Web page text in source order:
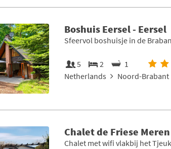
Boshuis Eersel - Eersel
Sfeervol boshuisje in de
5 2
1
Netherlands
Noord-Brabant
Chalet de Friese
Chalet met wifi vlakbij het